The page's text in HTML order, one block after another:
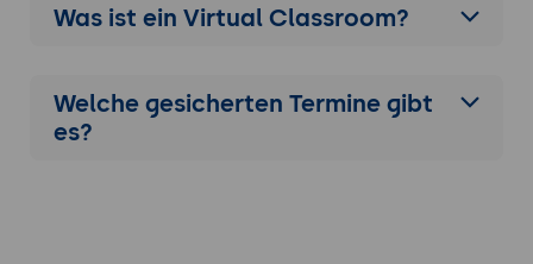
Was ist ein Virtual Classroom?
Welche gesicherten Termine gibt
es?